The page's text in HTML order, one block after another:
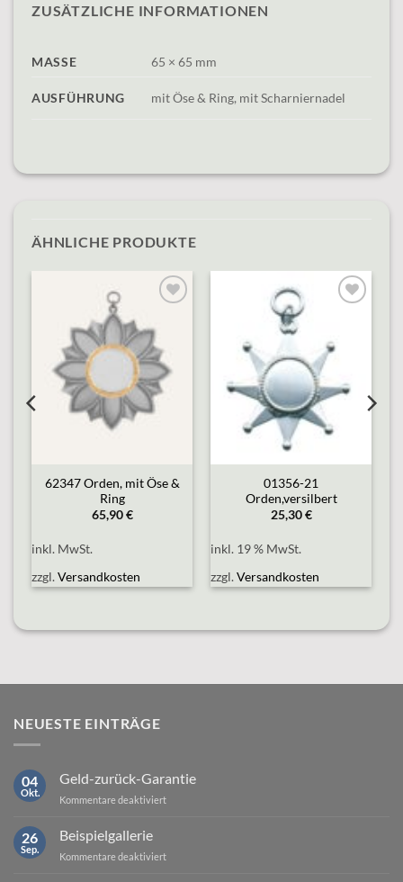
ZUSÄTZLICHE INFORMATIONEN
MASSE 65 × 65 mm
AUSFÜHRUNG mit Öse & Ring, mit Scharniernadel
ÄHNLICHE PRODUKTE
wishlist
62347 Orden, mit Öse &
Ring
65,90€
inkl. MwSt.
zzgl.Versandkosten
01356-21
Orden,versilbert
25,30€
inkl. 19 % MwSt.
zzgl.Versandkosten
NEUESTE EINTRÄGE
04
Okt.
Geld-zurück-Garantie
Kommentare deaktiviertfür
26
Sep.
Beispielgallerie
Kommentare deaktiviertfür